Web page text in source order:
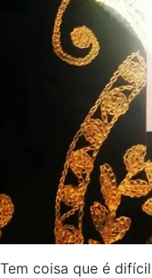
Tem coisa que é